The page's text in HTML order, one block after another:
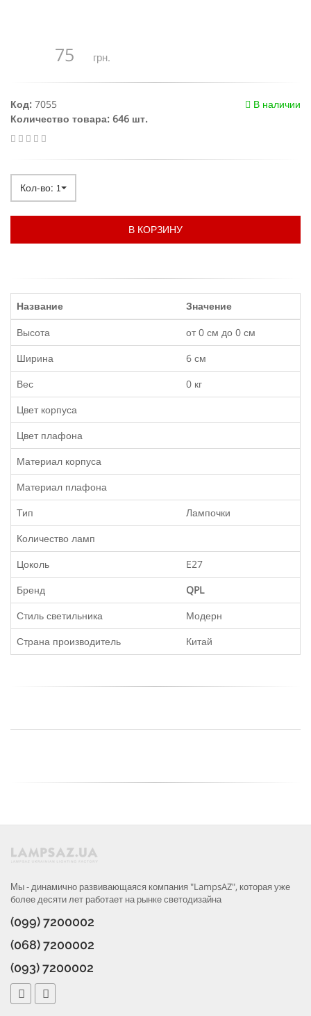
75 грн.
В наличии
Код: 7055
Количество товара: 646 шт.
Кол-во: 1
В КОРЗИНУ
Название
Значение
Высота
от 0 см до 0 см
Ширина
6 см
Вес
0 кг
Цвет корпуса
Цвет плафона
Материал корпуса
Материал плафона
Тип
Лампочки
Количество ламп
Цоколь
E27
Бренд
QPL
Стиль светильника
Модерн
Страна производитель
Китай
Мы - динамично развивающаяся компания "LampsAZ", которая уже
более десяти лет работает на рынке светодизайна
(099) 7200002
(068) 7200002
(093) 7200002